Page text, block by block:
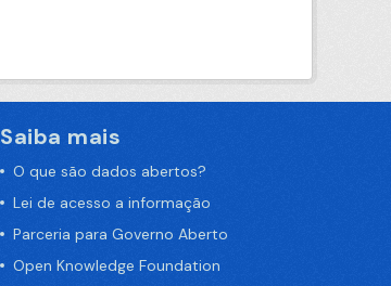
Saiba mais
O que são dados abertos?
Lei de acesso a informação
Parceria para Governo Aberto
Open Knowledge Foundation